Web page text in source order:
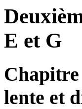
E et G
lente et